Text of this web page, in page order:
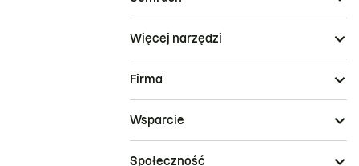
Więcej narzędzi
Firma
Wsparcie
Społeczność